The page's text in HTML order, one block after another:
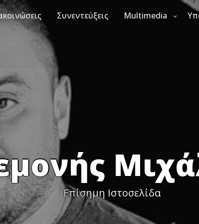
Συνεντεύξεις Multimedia
Επίσημη Ιστοσελίδα